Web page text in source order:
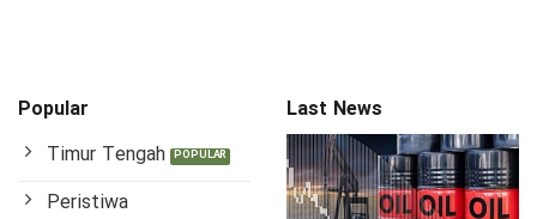
Popular
Timur Tengah
Peristiwa
Last News